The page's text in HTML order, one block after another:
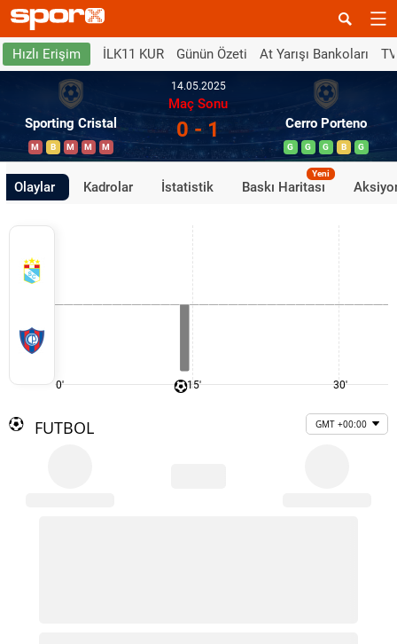
Hızlı Erişim İLK11 KUR Günün Özeti At Yarışı Bankoları
Sporting Cristal
M B M M M
14.05.2025
Maç Sonu
0 - 1 Cerro Porteno
G G G B G
Olaylar Kadrolar İstatistik Baskı Haritası
Yeni
0' 15' 30'
FUTBOL GMT +00:00